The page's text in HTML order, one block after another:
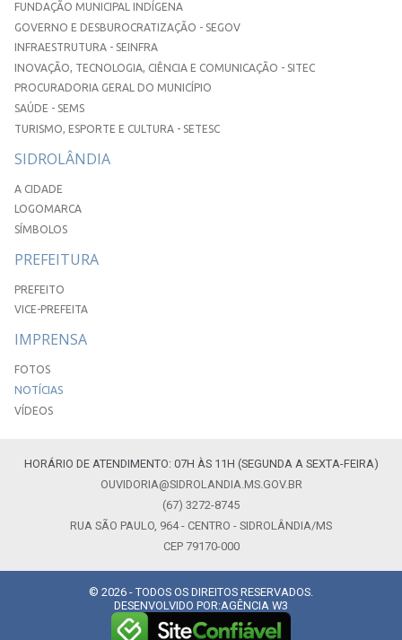
FUNDAÇÃO MUNICIPAL INDÍGENA
GOVERNO E DESBUROCRATIZAÇÃO - SEGOV
INFRAESTRUTURA - SEINFRA
INOVAÇÃO, TECNOLOGIA, CIÊNCIA E COMUNICAÇÃO - SITEC
PROCURADORIA GERAL DO MUNICÍPIO
SAÚDE - SEMS
TURISMO, ESPORTE E CULTURA - SETESC
SIDROLÂNDIA
A CIDADE
LOGOMARCA
SÍMBOLOS
PREFEITURA
PREFEITO
VICE-PREFEITA
IMPRENSA
FOTOS
NOTÍCIAS
VÍDEOS
HORÁRIO DE ATENDIMENTO: 07H ÀS 11H (SEGUNDA A SEXTA-FEIRA)
OUVIDORIA@SIDROLANDIA.MS.GOV.BR
(67) 3272-8745
RUA SÃO PAULO, 964 - CENTRO - SIDROLÂNDIA/MS
CEP 79170-000
© 2026 - TODOS OS DIREITOS RESERVADOS.
DESENVOLVIDO POR:AGÊNCIA W3